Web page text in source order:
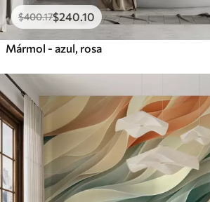
$400.17$240.10
Mármol - azul, rosa